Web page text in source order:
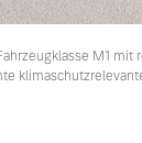
M1 mit